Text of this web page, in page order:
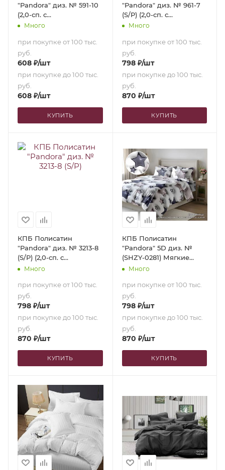
"Pandora" диз. № 591-10
(2,0-сп. с
европростыней)
Много
при покупке от 100 тыс.
руб.
608 ₽/шт
при покупке до 100 тыс.
руб.
608 ₽/шт
КУПИТЬ
"Pandora" диз. № 961-7
(S/P) (2,0-сп. с
европростыней)
Много
при покупке от 100 тыс.
руб.
798₽/шт
при покупке до 100 тыс.
руб.
870 ₽/шт
КУПИТЬ
КПБ Полисатин
"Pandora" диз. № 3213-8
(S/P) (2,0-сп. с
европростыней)
Много
при покупке от 100 тыс.
руб.
798 ₽/шт
при покупке до 100 тыс.
руб.
870 ₽/шт
КУПИТЬ
КПБ Полисатин
"Pandora" 5D диз. №
(SHZY-0281) Мягкие
звезды (1,5-сп.)
Много
при покупке от 100 тыс.
руб.
798₽/шт
при покупке до 100 тыс.
руб.
870 ₽/шт
КУПИТЬ